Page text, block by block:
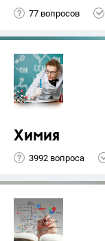
77 вопросов
Химия
3992 вопроса